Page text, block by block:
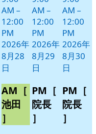
AM –
12:00
PM
2026年
8月28
日
AM［
池田
］
AM –
12:00
PM
2026年
8月29
日
PM［
院長
］
AM –
12:00
PM
2026年
8月30
日
PM［
院長
］